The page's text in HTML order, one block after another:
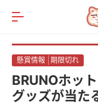
懸賞情報
ポイ活比較サ
懸賞情報 期限切れ
BRUNOホッ
グッズが当た